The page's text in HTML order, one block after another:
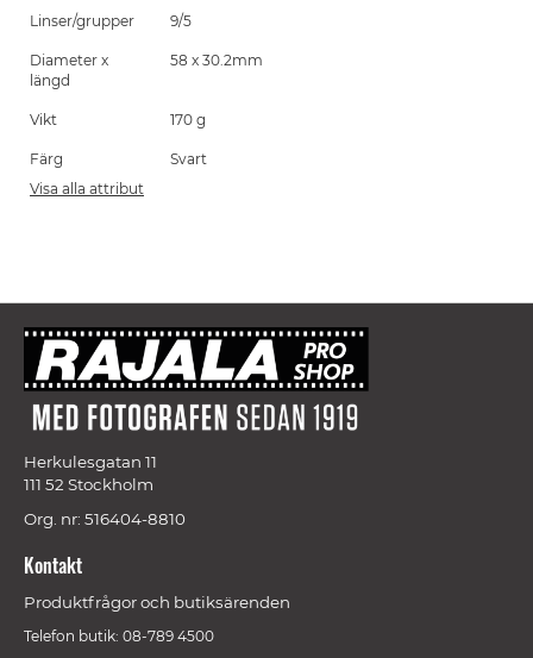
Linser/grupper 9/5
Diameter x
längd
58 x 30.2mm
Vikt 170 g
Färg
Svart
Visa alla attribut
Herkulesgatan 11
111 52 Stockholm
Org. nr: 516404-8810
Kontakt
Produktfrågor och butiksärenden
Telefon butik: 08-789 4500